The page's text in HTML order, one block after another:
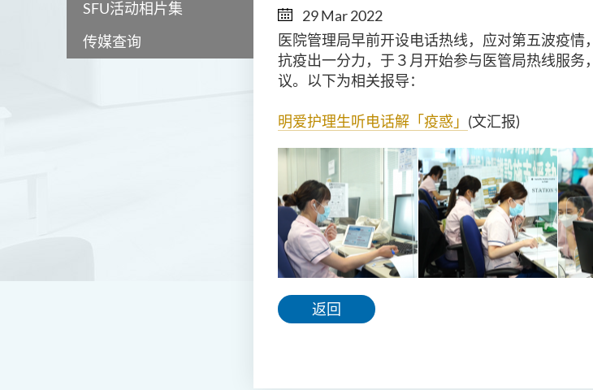
SFU活动相片集
传媒查询
29 Mar 2022
医院管理局早前开设电话热线，应对第五波疫情
抗疫出一分力，于３月开始参与 医管局热线服务
议。 以下为相关报导：
明爱护理生听电话解「疫惑」 (文汇报)
返回